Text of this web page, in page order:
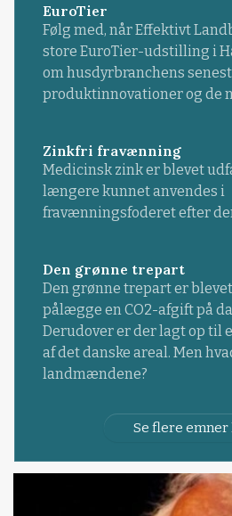
EuroTier
Følg med, når Effektivt
store EuroTier-udstilling i
om husdyrbranchens
produktinnovationer og de
Zinkfri fravænning
Medicinsk zink er blevet
længere kunnet anvendes i
fravænningsfoderet efter
Den grønne trepart
Den grønne trepart er
pålægge en CO2-afgift på
Derudover er der lagt op til
af det danske areal. Men
landmændene?
Se flere emner